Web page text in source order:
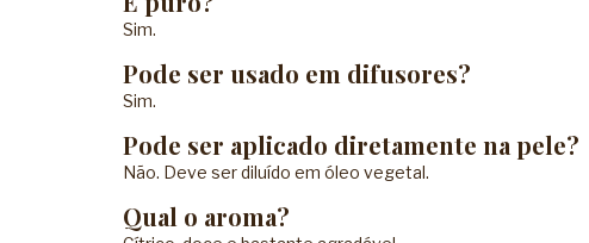
Sim.
Pode ser usado em difusores?
Sim.
Pode ser aplicado diretamente na pele?
Não. Deve ser diluído em óleo vegetal.
Qual o aroma?